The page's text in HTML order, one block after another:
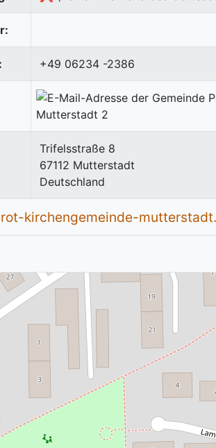
+49 06234 -2386
Trifelsstraße 8
67112 Mutterstadt
Deutschland
kirchengemeinde-